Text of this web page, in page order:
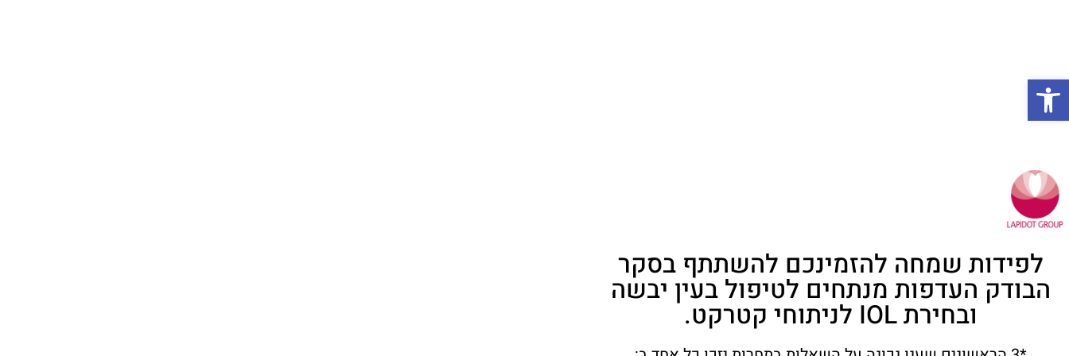
פתח סרגל נגישות
לפידות שמחה להזמינכם להשתתף בסקר
הבודק העדפות מנתחים לטיפול בעין יבשה
ובחירת IOL לניתוחי קטרקט.